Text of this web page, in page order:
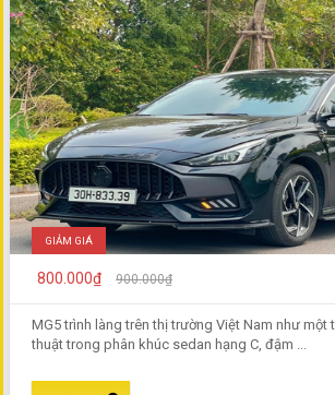
GIẢM GIÁ
800.000₫ 900.000₫
MG5 trình làng trên thị trường Việt Nam như một
thuật trong phân khúc sedan hạng C, đậm ...